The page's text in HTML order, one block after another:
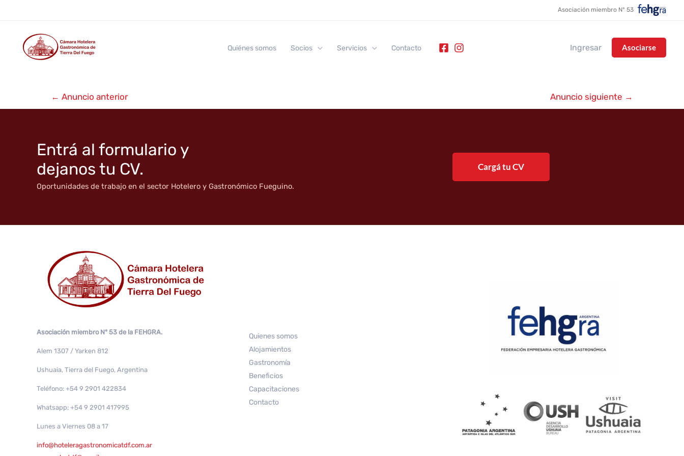
contenido
Asociación miembro N° 53
Quiénes somos Socios Servicios Contacto Ingresar Asociarse
Navegación
de
← Anuncio anterior Anuncio siguiente →
Entrá al formulario y
dejanos tu CV.
Oportunidades de trabajo en el sector Hotelero y Gastronómico Fueguino.
Cargá tu CV
Asociación miembro N° 53 de la FEHGRA.
Alem 1307 / Yarken 812
Ushuaia, Tierra del Fuego, Argentina
Teléfono: +54 9 2901 422834
Whatsapp: +54 9 2901 417995
Lunes a Viernes 08 a 17
info@hoteleragastronomicatdf.com.ar
Quienes somos
Alojamientos
Gastronomía
Beneficios
Capacitaciones
Contacto